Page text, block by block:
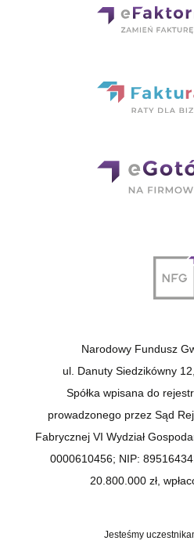
Narodowy Fundusz
ul. Danuty Siedzikówny
Spółka wpisana do
prowadzonego przez Sąd
Fabrycznej VI Wydział
0000610456; NIP:
20.800.000 zł,
Jesteśmy